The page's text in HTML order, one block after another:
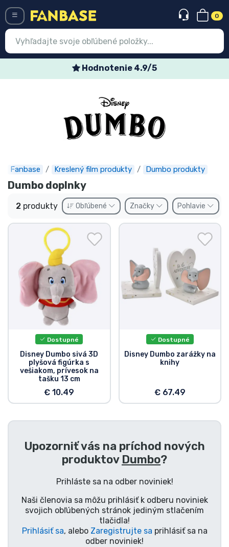
0
Hodnotenie 4.9/5
Fanbase Kreslený film produkty Dumbo produkty
Dumbo doplnky
2 produkty Obľúbené Značky Pohlavie
Dostupné
Disney Dumbo sivá 3D
plyšová figúrka s
vešiakom, prívesok na
tašku 13 cm
€ 10.49
Dostupné
Disney Dumbo zarážky na
knihy
€ 67.49
Upozorniť vás na príchod nových
produktov Dumbo?
Prihláste sa na odber noviniek!
Naši členovia sa môžu prihlásiť k odberu noviniek
svojich obľúbených stránok jediným stlačením
tlačidla!
Prihlásiť sa, alebo Zaregistrujte sa prihlásiť sa na
odber noviniek!
Najnovšie
Expresná preprava
Predobjednávky
Outlet produkty
Preprava a platba
Zoradiť podľa série
Zoradiť podľa filmov
Zoradiť podľa karikatúry
Zoradiť podľa Anime
Zoradiť podľa hier
Zoradiť podľa hudby
Značky